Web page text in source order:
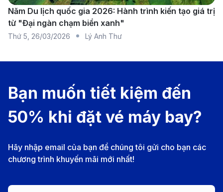
bình gas).
Dao kéo, vũ khí sắc nhọn (trừ khi được đóng gói
theo quy định).
Quy định về chất lỏng và thực phẩm được
phép mang vào New York
Chất lỏng, gel và bình xịt phải tuân thủ quy tắc 3-1-
1 của TSA (chai không quá 100ml, tất cả đặt trong
túi 1 lít).
Năm Du lịch quốc gia 2026: Hành trình kiến tạo giá trị
từ "Đại ngàn chạm biển xanh"
Thứ 5 26/03/2026 Lý Anh Thư
Bạn muốn tiết kiệm đến
50% khi đặt vé máy bay?
Hãy nhập email của bạn để chúng tôi gửi cho bạn các
chương trình khuyến mãi mới nhất!